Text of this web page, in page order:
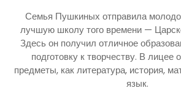
Семья Пушкиных отправила
лучшую школу того времени —
Здесь он получил отличное
подготовку к творчеству. В лицее
предметы, как литература, история,
язык.